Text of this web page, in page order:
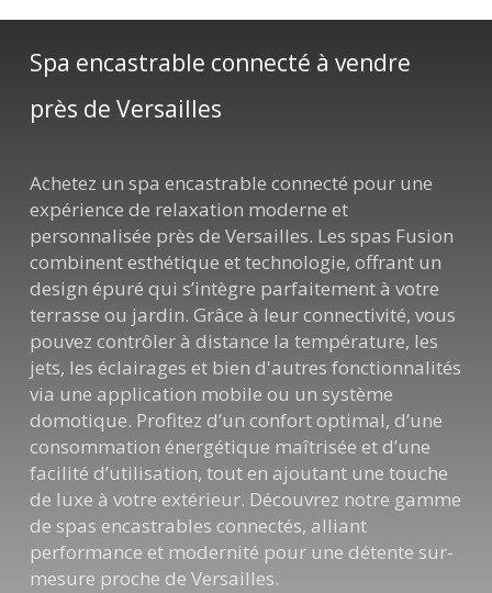
Spa encastrable connecté à vendre
près de Versailles
Achetez un spa encastrable connecté pour une
expérience de relaxation moderne et
personnalisée près de Versailles. Les spas Fusion
combinent esthétique et technologie, offrant un
design épuré qui s’intègre parfaitement à votre
terrasse ou jardin. Grâce à leur connectivité, vous
pouvez contrôler à distance la température, les
jets, les éclairages et bien d'autres fonctionnalités
via une application mobile ou un système
domotique. Profitez d’un confort optimal, d’une
consommation énergétique maîtrisée et d’une
facilité d’utilisation, tout en ajoutant une touche
de luxe à votre extérieur. Découvrez notre gamme
de spas encastrables connectés, alliant
performance et modernité pour une détente sur-
mesure proche de Versailles.